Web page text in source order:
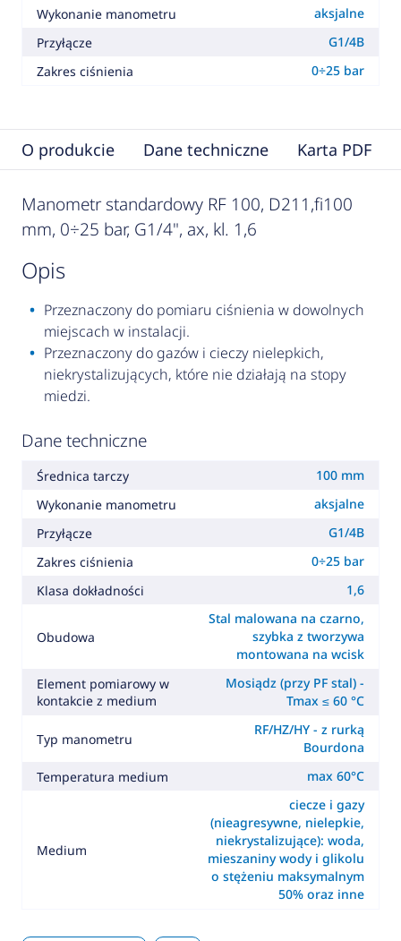
Wykonanie manometru
aksjalne
Przyłącze
G1/4B
Zakres ciśnienia
0÷25 bar
O produkcie Dane techniczne Karta PDF
Manometr standardowy RF 100, D211,fi100
mm, 0÷25 bar, G1/4", ax, kl. 1,6
opis
Przeznaczony do pomiaru ciśnienia w dowolnych
miejscach w instalacji.
Przeznaczony do gazów i cieczy nielepkich,
niekrystalizujących, które nie działają na stopy
miedzi.
Dane techniczne
Średnica tarczy
100 mm
Wykonanie manometru
aksjalne
Przyłącze
G1/4B
Zakres ciśnienia
0÷25 bar
Klasa dokładności
1,6
Obudowa
Stal malowana na czarno,
szybka z tworzywa
montowana na wcisk
Element pomiarowy w
kontakcie z medium
Mosiądz (przy PF stal) -
Tmax ≤ 60 °C
Typ manometru
RF/HZ/HY - z rurką
Bourdona
Temperatura medium
max 60°C
Medium
ciecze i gazy
(nieagresywne, nielepkie,
niekrystalizujące): woda,
mieszaniny wody i glikolu
o stężeniu maksymalnym
50% oraz inne